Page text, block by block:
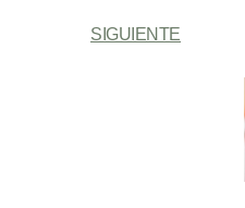
SIGUIENTE